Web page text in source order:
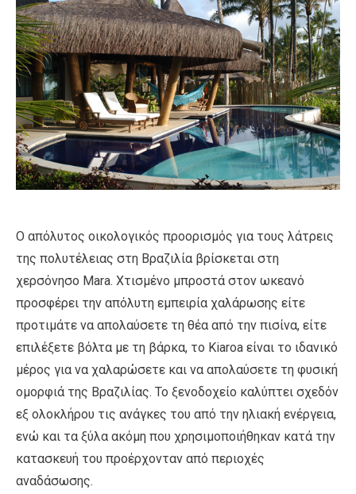
Ο απόλυτος οικολογικός προορισμός για τους λάτρεις
της πολυτέλειας στη Βραζιλία βρίσκεται στη
χερσόνησο Mara. Χτισμένο μπροστά στον ωκεανό
προσφέρει την απόλυτη εμπειρία χαλάρωσης είτε
προτιμάτε να απολαύσετε τη θέα από την πισίνα, είτε
επιλέξετε βόλτα με τη βάρκα, το Kiaroa είναι το ιδανικό
μέρος για να χαλαρώσετε και να απολαύσετε τη φυσική
ομορφιά της Βραζιλίας. Το ξενοδοχείο καλύπτει σχεδόν
εξ ολοκλήρου τις ανάγκες του από την ηλιακή ενέργεια,
ενώ και τα ξύλα ακόμη που χρησιμοποιήθηκαν κατά την
κατασκευή του προέρχονταν από περιοχές
αναδάσωσης.